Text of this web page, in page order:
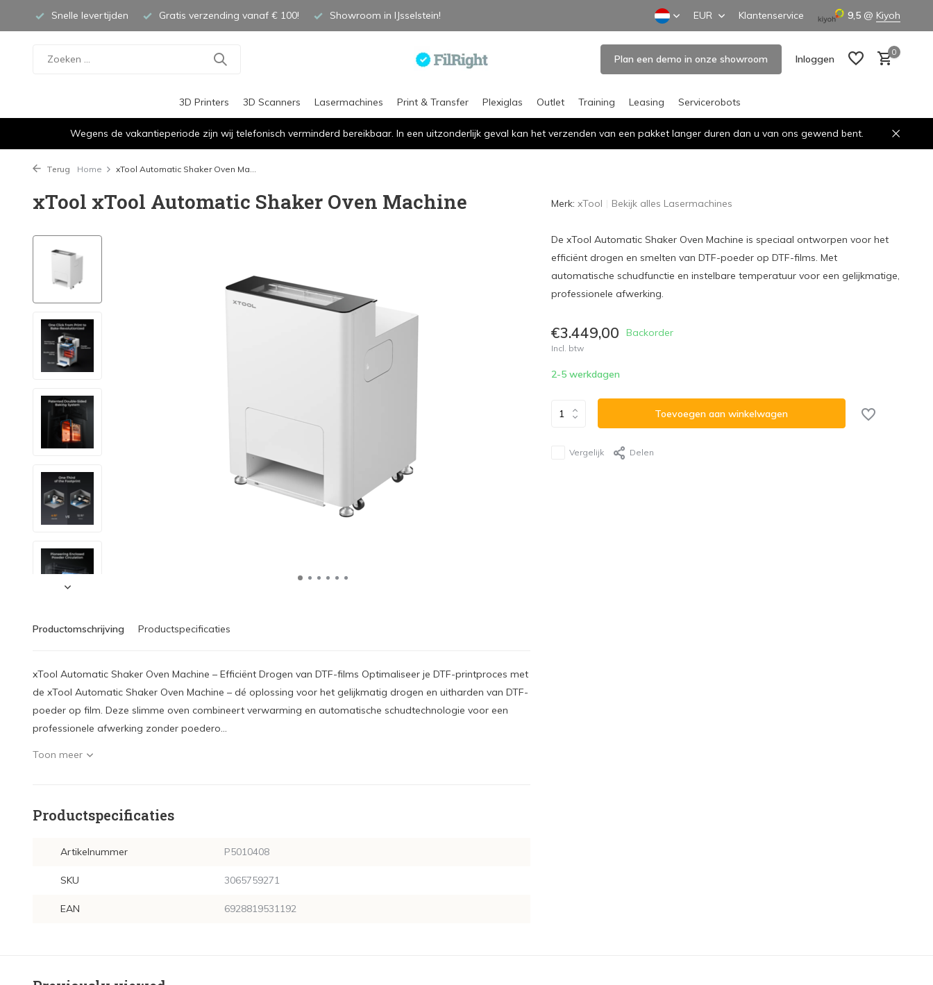
Snelle levertijden Gratis verzending vanaf € 100! Showroom in IJsselstein! EUR Klantenservice 9,5 @ Kiyoh
Plan een demo in onze showroom Inloggen
0
3D Printers 3D Scanners Lasermachines Print & Transfer Plexiglas Outlet Training Leasing Servicerobots
Wegens de vakantieperiode zijn wij telefonisch verminderd bereikbaar. In een uitzonderlijk geval kan het verzenden van een pakket langer duren dan u van ons gewend bent.
Terug Home xTool Automatic Shaker Oven Ma...
xTool xTool Automatic Shaker Oven Machine
Productomschrijving Productspecificaties
xTool Automatic Shaker Oven Machine – Efficiënt Drogen van DTF-films Optimaliseer je DTF-printproces met
de xTool Automatic Shaker Oven Machine – dé oplossing voor het gelijkmatig drogen en uitharden van DTF-
poeder op film. Deze slimme oven combineert verwarming en automatische schudtechnologie voor een
professionele afwerking zonder poedero...
Toon meer
Productspecificaties
Artikelnummer P5010408
SKU 3065759271
EAN 6928819531192
Merk: xTool Bekijk alles Lasermachines
De xTool Automatic Shaker Oven Machine is speciaal ontworpen voor het
efficiënt drogen en smelten van DTF-poeder op DTF-films. Met
automatische schudfunctie en instelbare temperatuur voor een gelijkmatige,
professionele afwerking.
€3.449,00 Backorder
Incl. btw
2-5 werkdagen
Toevoegen aan winkelwagen
Vergelijk Delen